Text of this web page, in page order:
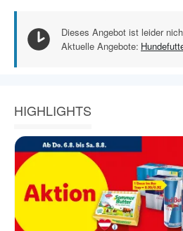
Dieses Angebot ist leider
Aktuelle Angebote:
HIGHLIGHTS